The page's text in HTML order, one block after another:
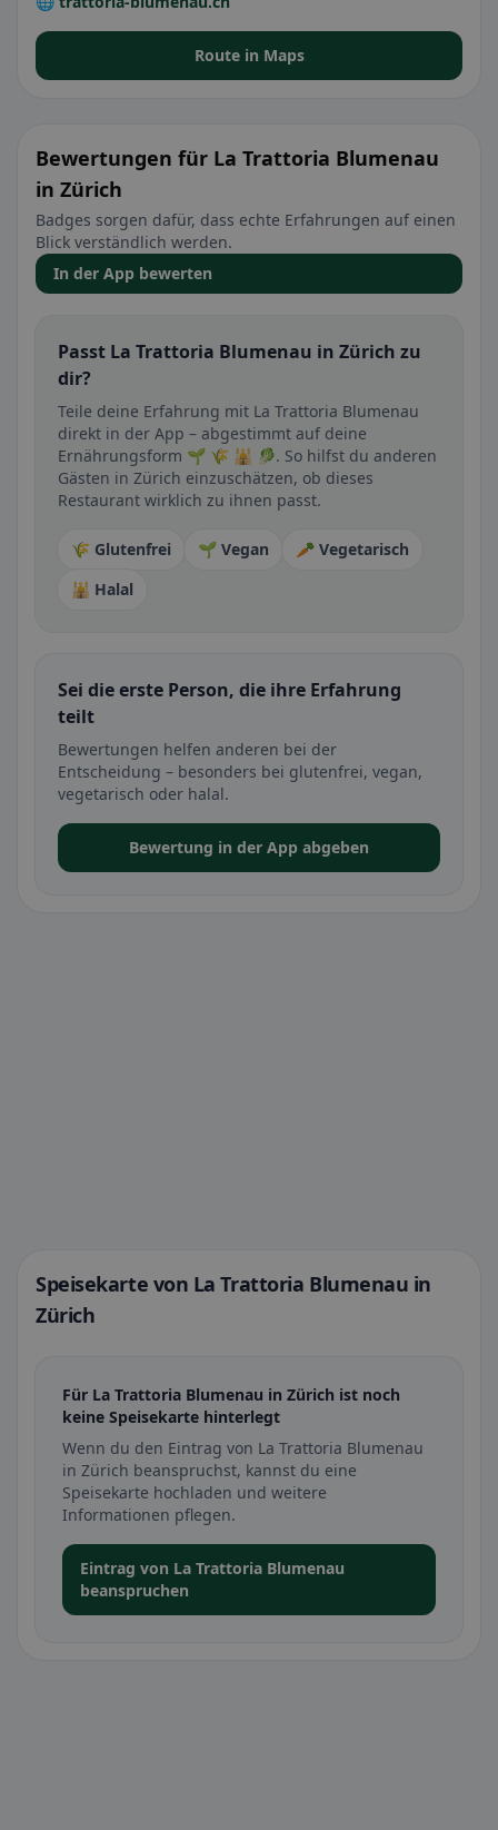
Route in Maps
Bewertungen für La Trattoria Blumenau
in Zürich
Badges sorgen dafür, dass echte Erfahrungen auf einen
Blick verständlich werden.
In der App bewerten
Passt La Trattoria Blumenau in Zürich zu
dir?
Teile deine Erfahrung mit La Trattoria Blumenau
direkt in der App – abgestimmt auf deine
Ernährungsform 🌱 🌾 🕌 🥬. So hilfst du anderen
Gästen in Zürich einzuschätzen, ob dieses
Restaurant wirklich zu ihnen passt.
🌾 Glutenfrei 🌱 Vegan
🥕 Vegetarisch
🕌 Halal
Sei die erste Person, die ihre Erfahrung
teilt
Bewertungen helfen anderen bei der
Entscheidung – besonders bei glutenfrei, vegan,
vegetarisch oder halal.
Bewertung in der App abgeben
Speisekarte von La Trattoria Blumenau in
Zürich
Für La Trattoria Blumenau in Zürich ist noch
keine Speisekarte hinterlegt
Wenn du den Eintrag von La Trattoria Blumenau
in Zürich beanspruchst, kannst du eine
Speisekarte hochladen und weitere
Informationen pflegen.
Eintrag von La Trattoria Blumenau
beanspruchen